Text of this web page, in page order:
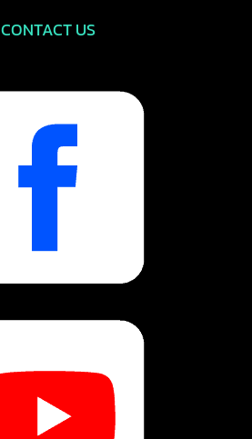
CONTACT US